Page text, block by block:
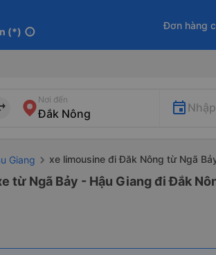
(*) info
Đơn hàng
Nơi đến
Giang xe limousine đi Đăk Nông từ Ngã
từ Ngã Bảy - Hậu Giang đi Đắk